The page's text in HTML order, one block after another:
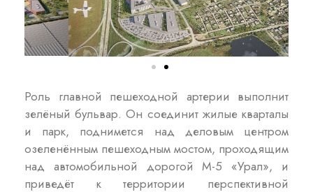
Роль главной пешеходной артерии выполнит
зелёный бульвар. Он соединит жилые кварталы
и парк, поднимется над деловым центром
озеленённым пешеходным мостом, проходящим
над автомобильной дорогой М-5 «Урал», и
приведёт к территории перспективной